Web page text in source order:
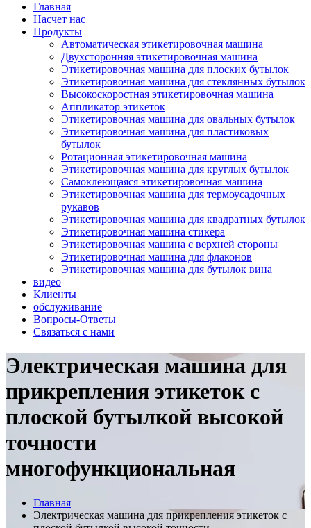
Главная
Насчет нас
Продукты
Автоматическая этикетировочная машина
Двухсторонняя этикетировочная машина
Этикетировочная машина для плоских бутылок
Этикетировочная машина для стеклянных бутылок
Высокоскоростная этикетировочная машина
Аппликатор этикеток
Этикетировочная машина для овальных бутылок
Этикетировочная машина для пластиковых
бутылок
Ротационная этикетировочная машина
Этикетировочная машина для круглых бутылок
Самоклеющаяся этикетировочная машина
Этикетировочная машина для термоусадочных
рукавов
Этикетировочная машина для квадратных бутылок
Этикетировочная машина стикера
Этикетировочная машина с верхней стороны
Этикетировочная машина для флаконов
Этикетировочная машина для бутылок вина
видео
Клиенты
обслуживание
Вопросы-Ответы
Связаться с нами
Электрическая машина для
прикрепления этикеток с
плоской бутылкой высокой
точности
многофункциональная
Главная
Электрическая машина для прикрепления этикеток с